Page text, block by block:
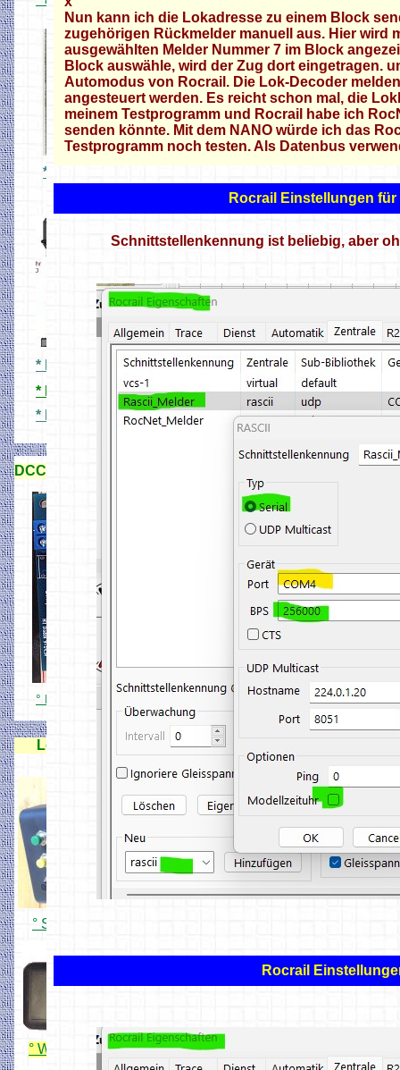
DCC Signaldecoderdecoder
° DCC Lichtsignaldecoder 15X
Lok Handregler für Rocrail
° Simpel USB Handregler
° WiFi ESP32 Lok Fahrregler
by z_anlage
' Lichtschranke
* C Gleis IR Reflexmelder
* HO Signale 3D Druck
* HO Ampeln 3D Druck
* N Signale 3D Druck
Nun kann ich die Lokadresse zu einem Block
zugehörigen Rückmelder manuell aus. Hier wird
ausgewählten Melder Nummer 7 im Block
Block auswähle, wird der Zug dort eingetragen.
Automodus von Rocrail. Die Lok-Decoder
angesteuert werden. Es reicht schon mal, die
meinem Testprogramm und Rocrail habe ich
senden könnte. Mit dem NANO würde ich das
Testprogramm noch testen. Als Datenbus
Rocrail Einstellungen
Schnittstellenkennung ist beliebig, aber
Rocrail